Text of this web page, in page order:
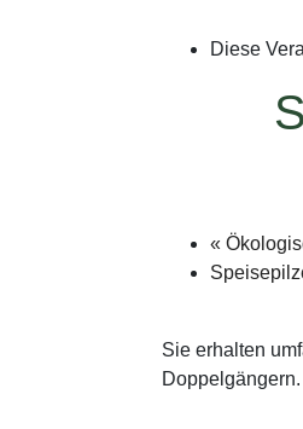
Diese
«
Sie erhalten
Doppelgängern.